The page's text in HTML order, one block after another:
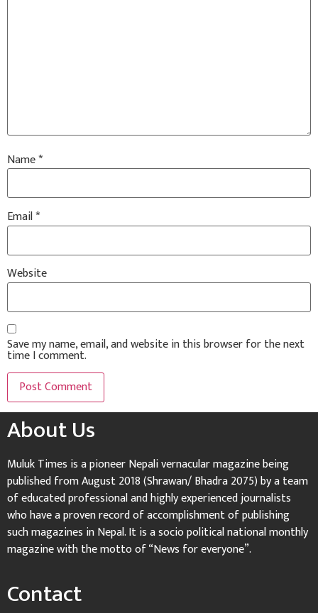
Name*
Email*
Website
Save my name, email, and website in this browser for the next
time I comment.
About Us
Muluk Times is a pioneer Nepali vernacular magazine being
published from August 2018 (Shrawan/ Bhadra 2075) by a team
of educated professional and highly experienced journalists
who have a proven record of accomplishment of publishing
such magazines in Nepal. It is a socio political national monthly
magazine with the motto of “News for everyone”.
Contact